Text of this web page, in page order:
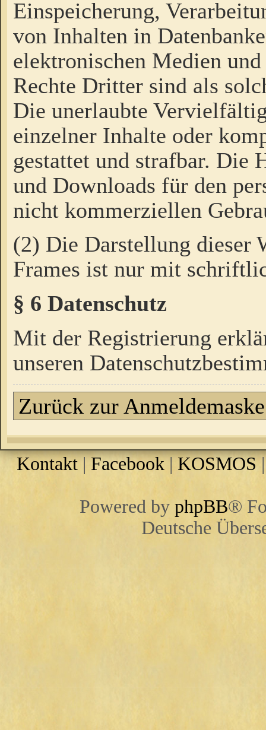
Einspeicherung,
von Inhalten in
elektronischen Medien
Rechte Dritter sind als
Die unerlaubte
einzelner Inhalte oder
gestattet und strafbar. Die
und Downloads für den
nicht kommerziellen
(2) Die Darstellung dieser
Frames ist nur mit
§ 6 Datenschutz
Mit der Registrierung
unseren
Zurück zur Anmeldemaske
Kontakt|Facebook|KOSMOS
Powered by phpBB®
Deutsche